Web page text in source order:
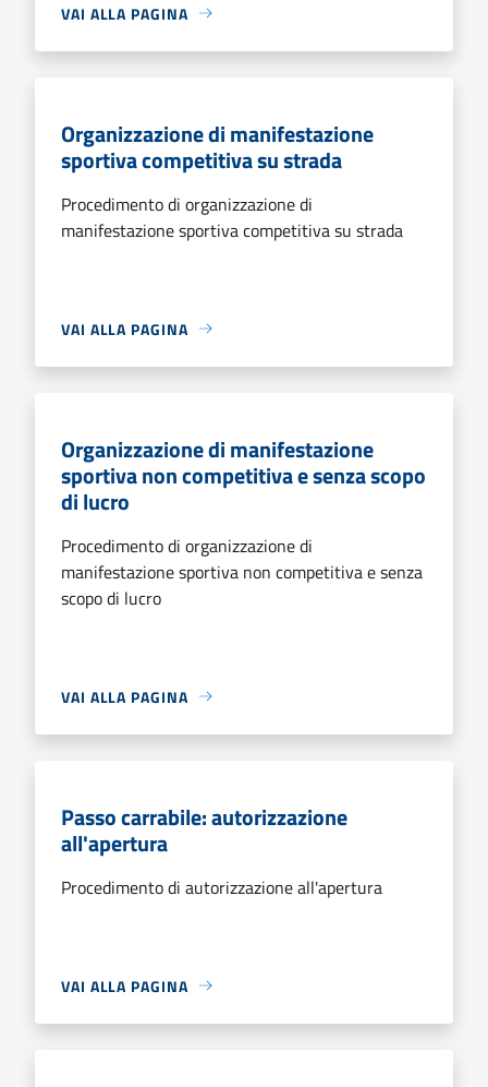
VAI ALLA PAGINA
Organizzazione di manifestazione
sportiva competitiva su strada
Procedimento di organizzazione di
manifestazione sportiva competitiva su strada
VAI ALLA PAGINA
Organizzazione di manifestazione
sportiva non competitiva e senza scopo
di lucro
Procedimento di organizzazione di
manifestazione sportiva non competitiva e senza
scopo di lucro
VAI ALLA PAGINA
Passo carrabile: autorizzazione
all'apertura
Procedimento di autorizzazione all'apertura
VAI ALLA PAGINA